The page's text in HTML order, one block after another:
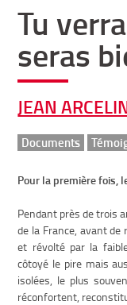
Tu
seras
JEAN
Documents
Pour la première fois,
Pendant près de trois
de la France, avant de
et révolté par la
côtoyé le pire mais
isolées, le plus
réconfortent,